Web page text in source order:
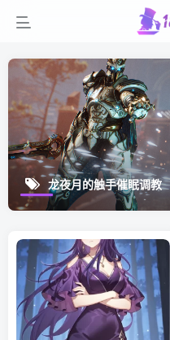
龙夜月的触手催眠调教